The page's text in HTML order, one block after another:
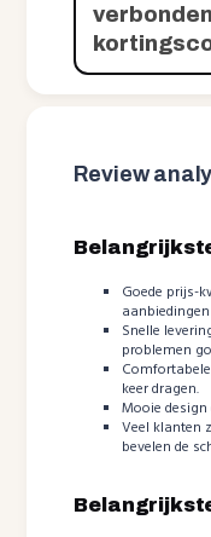
Review
Goede prijs-
Snelle
problemen
keer dragen.
Mooie
Veel klanten
bevelen de